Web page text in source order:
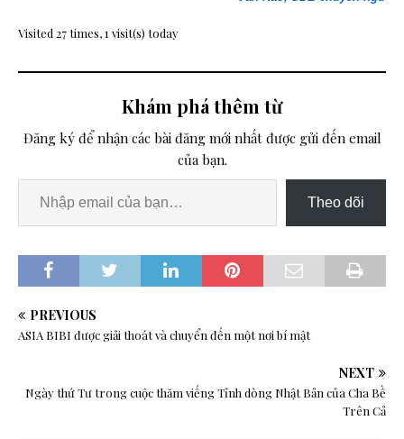
Visited 27 times, 1 visit(s) today
Khám phá thêm từ
Đăng ký để nhận các bài đăng mới nhất được gửi đến email
của bạn.
Theo dõi
PREVIOUS
ASIA BIBI được giải thoát và chuyển đến một nơi bí mật
NEXT
Ngày thứ Tư trong cuộc thăm viếng Tỉnh dòng Nhật Bản của Cha Bề
Trên Cả